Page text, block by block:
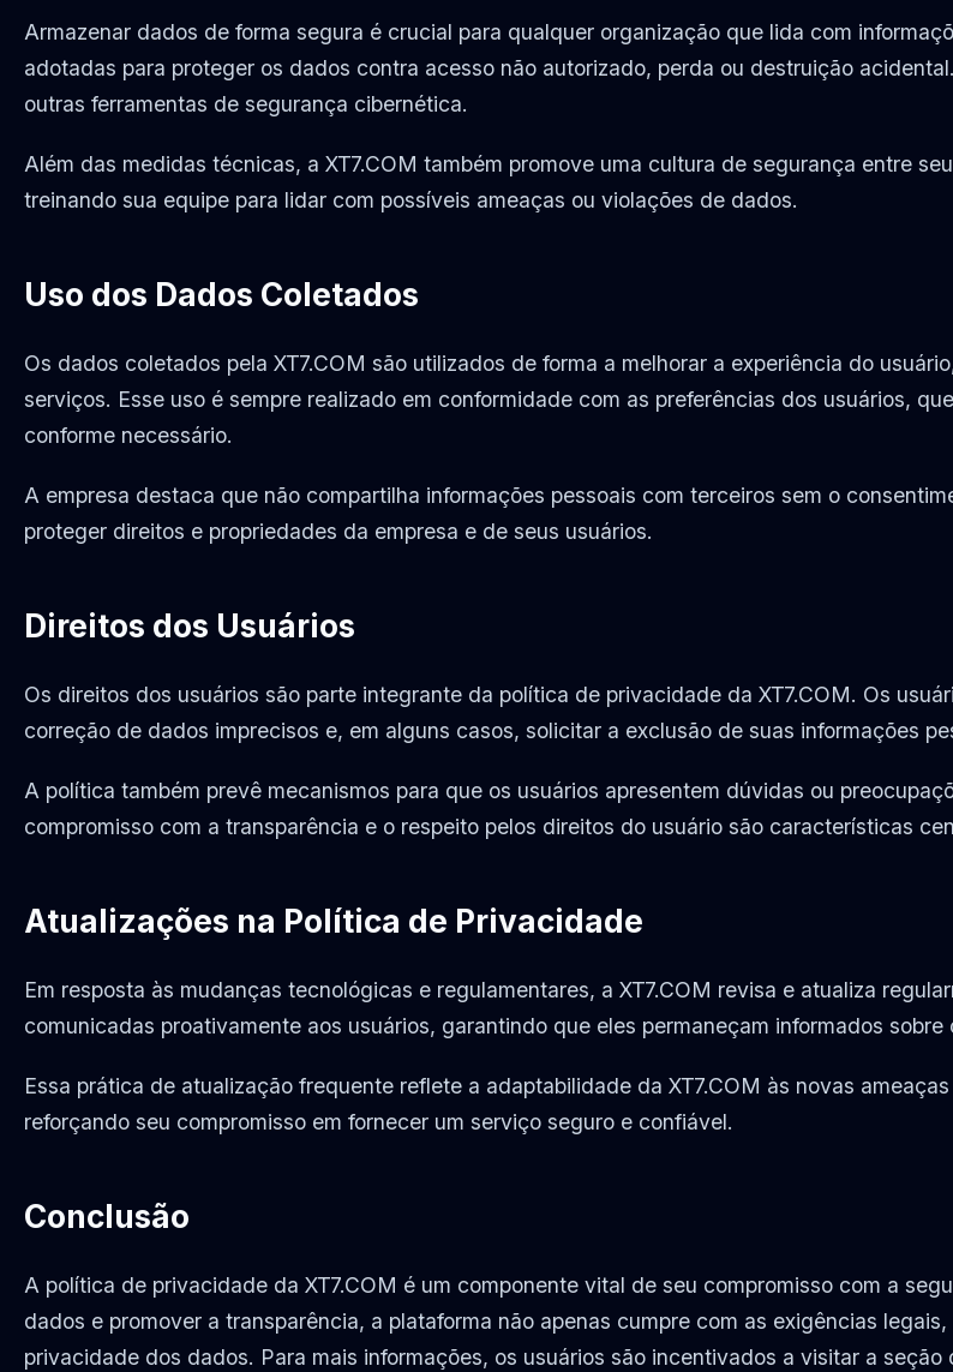
Armazenar dados de forma segura é crucial para qualquer organização que lida com
adotadas para proteger os dados contra acesso não autorizado, perda ou destruição
outras ferramentas de segurança cibernética.
Além das medidas técnicas, a XT7.COM também promove uma cultura de segurança entre
treinando sua equipe para lidar com possíveis ameaças ou violações de dados.
Uso dos Dados Coletados
Os dados coletados pela XT7.COM são utilizados de forma a melhorar a experiência do
serviços. Esse uso é sempre realizado em conformidade com as preferências dos usuários,
conforme necessário.
A empresa destaca que não compartilha informações pessoais com terceiros sem o
proteger direitos e propriedades da empresa e de seus usuários.
Direitos dos Usuários
Os direitos dos usuários são parte integrante da política de privacidade da XT7.COM. Os
correção de dados imprecisos e, em alguns casos, solicitar a exclusão de suas informações
A política também prevê mecanismos para que os usuários apresentem dúvidas ou
compromisso com a transparência e o respeito pelos direitos do usuário são características
Atualizações na Política de Privacidade
Em resposta às mudanças tecnológicas e regulamentares, a XT7.COM revisa e atualiza
comunicadas proativamente aos usuários, garantindo que eles permaneçam informados
Essa prática de atualização frequente reflete a adaptabilidade da XT7.COM às novas
reforçando seu compromisso em fornecer um serviço seguro e confiável.
Conclusão
A política de privacidade da XT7.COM é um componente vital de seu compromisso com a
dados e promover a transparência, a plataforma não apenas cumpre com as exigências
privacidade dos dados. Para mais informações, os usuários são incentivados a visitar a